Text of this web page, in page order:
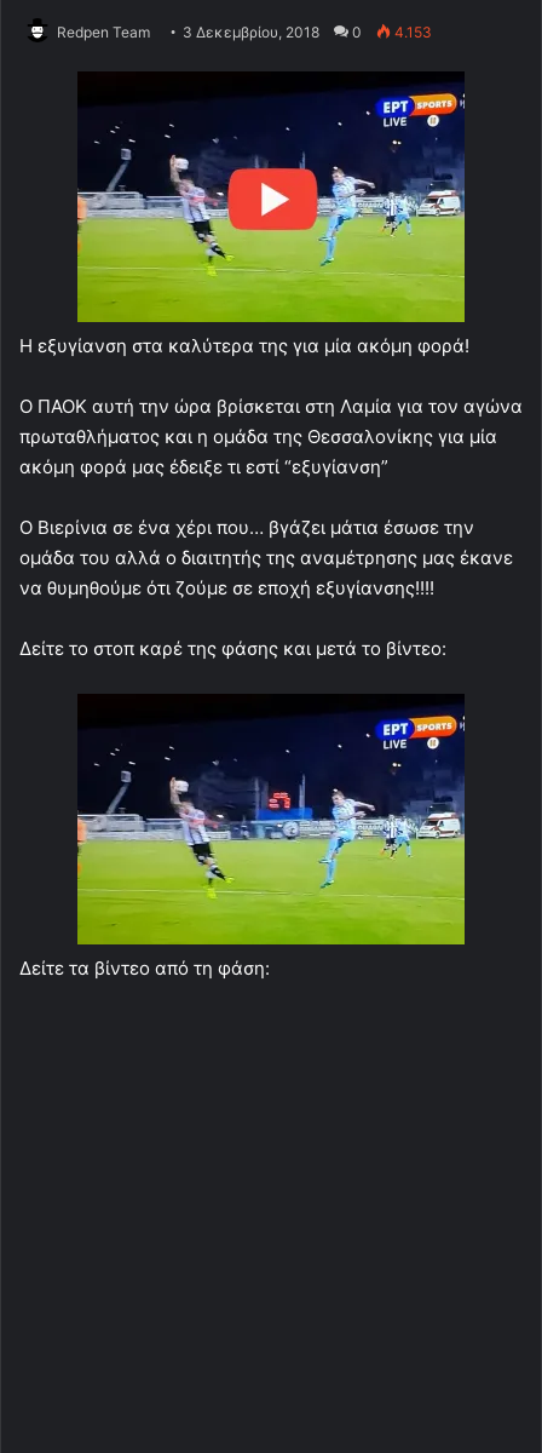
Redpen Team 3 Δεκεμβρίου, 2018 0 4.153
Η εξυγίανση στα καλύτερα της για μία ακόμη φορά!
Ο ΠΑΟΚ αυτή την ώρα βρίσκεται στη Λαμία για τον αγώνα
πρωταθλήματος και η ομάδα της Θεσσαλονίκης για μία
ακόμη φορά μας έδειξε τι εστί “εξυγίανση”
Ο Βιερίνια σε ένα χέρι που… βγάζει μάτια έσωσε την
ομάδα του αλλά ο διαιτητής της αναμέτρησης μας έκανε
να θυμηθούμε ότι ζούμε σε εποχή εξυγίανσης!!!!
Δείτε το στοπ καρέ της φάσης και μετά το βίντεο:
Δείτε τα βίντεο από τη φάση: